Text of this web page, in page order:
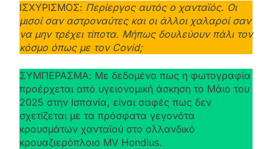
ΙΣΧΥΡΙΣΜΟΣ: Περίεργος αυτός ο χανταϊός. Οι
μισοί σαν αστροναύτες και οι άλλοι χαλαροί σαν
να μην τρέχει τίποτα. Μήπως δουλεύουν πάλι τον
κόσμο όπως με τον Covid;
ΣΥΜΠΕΡΑΣΜΑ: Με δεδομένο πως η φωτογραφία
προέρχεται από υγειονομική άσκηση το Μάιο του
2025 στην Ισπανία, είναι σαφές πως δεν
σχετίζεται με τα πρόσφατα γεγονότα
κρουσμάτων χανταϊού στο ολλανδικό
κρουαζιερόπλοιο MV Hondius.